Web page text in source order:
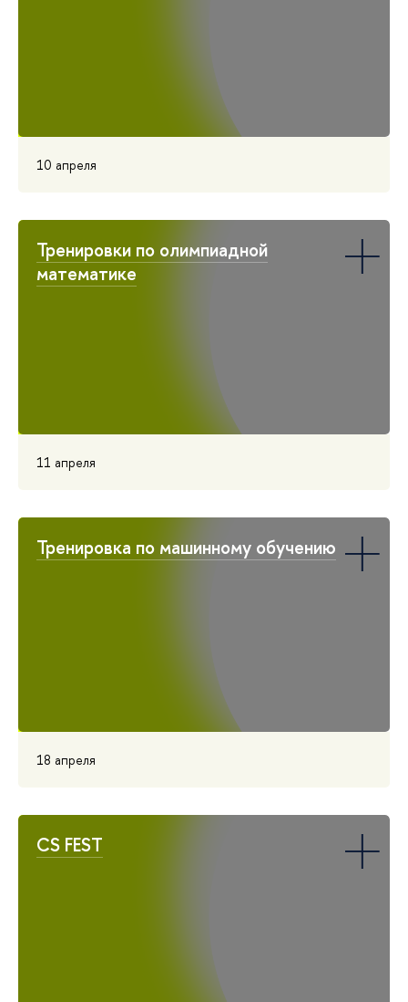
10 апреля
Тренировки по олимпиадной
математике
11 апреля
Тренировка по машинному обучению
18 апреля
CS FEST